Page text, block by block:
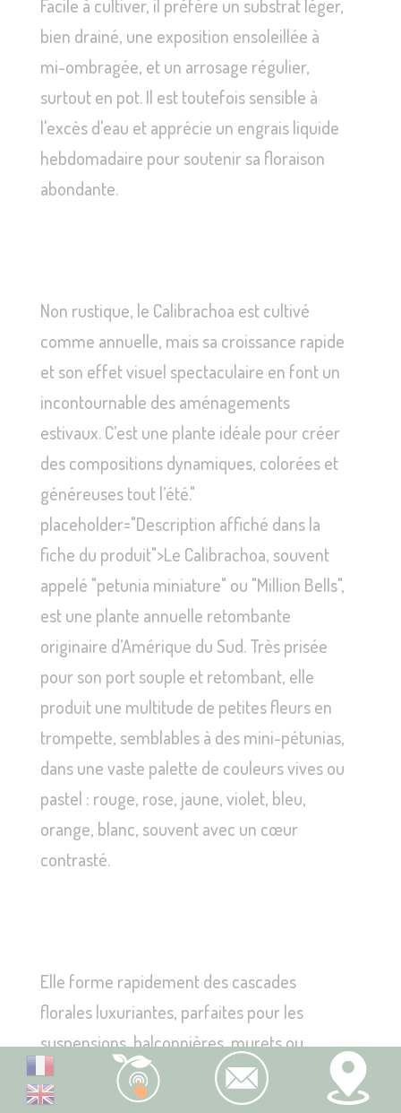
Facile à cultiver, il préfère un substrat léger,
bien drainé, une exposition ensoleillée à
mi-ombragée, et un arrosage régulier,
surtout en pot. Il est toutefois sensible à
l'excès d'eau et apprécie un engrais liquide
hebdomadaire pour soutenir sa floraison
abondante.
Non rustique, le Calibrachoa est cultivé
comme annuelle, mais sa croissance rapide
et son effet visuel spectaculaire en font un
incontournable des aménagements
estivaux. C’est une plante idéale pour créer
des compositions dynamiques, colorées et
généreuses tout l’été."
placeholder="Description affiché dans la
fiche du produit">Le Calibrachoa, souvent
appelé "petunia miniature" ou "Million Bells",
est une plante annuelle retombante
originaire d’Amérique du Sud. Très prisée
pour son port souple et retombant, elle
produit une multitude de petites fleurs en
trompette, semblables à des mini-pétunias,
dans une vaste palette de couleurs vives ou
pastel : rouge, rose, jaune, violet, bleu,
orange, blanc, souvent avec un cœur
contrasté.
Elle forme rapidement des cascades
florales luxuriantes, parfaites pour les
suspensions, balconnières, murets ou
potées fleuries. Le Calibrachoa se distingue
par sa floraison continue du printemps